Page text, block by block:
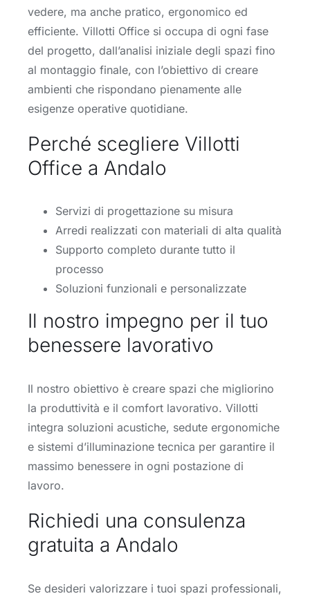
vedere, ma anche pratico, ergonomico ed
efficiente. Villotti Office si occupa di ogni fase
del progetto, dall’analisi iniziale degli spazi fino
al montaggio finale, con l’obiettivo di creare
ambienti che rispondano pienamente alle
esigenze operative quotidiane.
Perché scegliere Villotti
Office a Andalo
Servizi di progettazione su misura
Arredi realizzati con materiali di alta qualità
Supporto completo durante tutto il
processo
Soluzioni funzionali e personalizzate
Il nostro impegno per il tuo
benessere lavorativo
Il nostro obiettivo è creare spazi che migliorino
la produttività e il comfort lavorativo. Villotti
integra soluzioni acustiche, sedute ergonomiche
e sistemi d’illuminazione tecnica per garantire il
massimo benessere in ogni postazione di
lavoro.
Richiedi una consulenza
gratuita a Andalo
Se desideri valorizzare i tuoi spazi professionali,